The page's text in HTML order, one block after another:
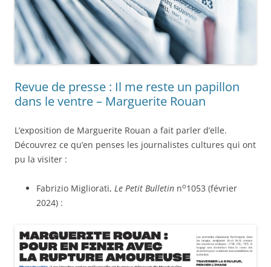
Revue de presse : Il me reste un papillon
dans le ventre – Marguerite Rouan
L’exposition de Marguerite Rouan a fait parler d’elle.
Découvrez ce qu’en penses les journalistes cultures qui ont
pu la visiter :
Fabrizio Migliorati, Le Petit Bulletin no1053 (février
2024) :